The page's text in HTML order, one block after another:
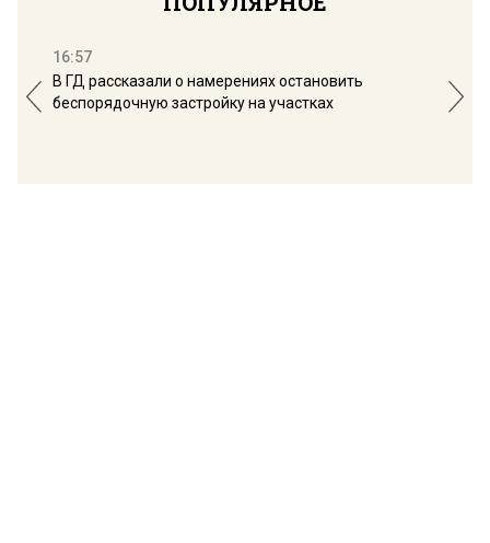
16:57
В ГД рассказали о намерениях остановить
беспорядочную застройку на участках